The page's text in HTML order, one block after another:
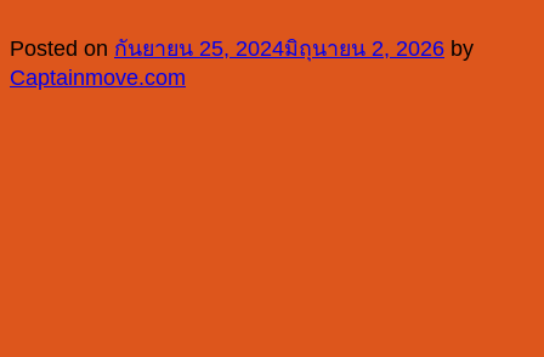
Posted on กันยายน 25, 2024มิถุนายน 2, 2026 by
Captainmove.com